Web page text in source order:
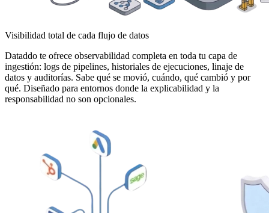
Visibilidad total de cada flujo de datos
Dataddo te ofrece observabilidad completa en toda tu capa de
ingestión: logs de pipelines, historiales de ejecuciones, linaje de
datos y auditorías. Sabe qué se movió, cuándo, qué cambió y por
qué. Diseñado para entornos donde la explicabilidad y la
responsabilidad no son opcionales.